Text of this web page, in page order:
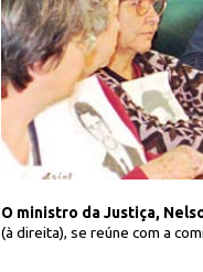
O ministro da Justiça,
(à direita), se reúne com a